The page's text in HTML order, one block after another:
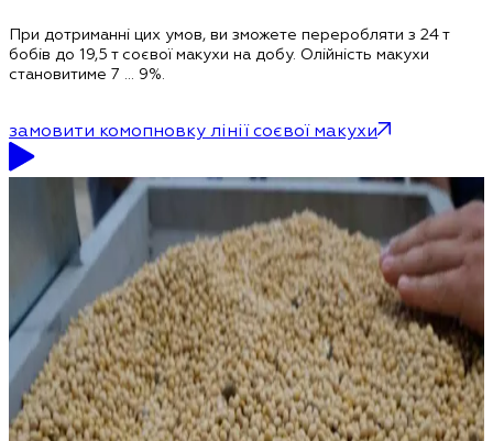
При дотриманні цих умов, ви зможете переробляти з 24 т
бобів до 19,5 т соєвої макухи на добу. Олійність макухи
становитиме 7 … 9%.
замовити комопновку лінії соєвої макухи